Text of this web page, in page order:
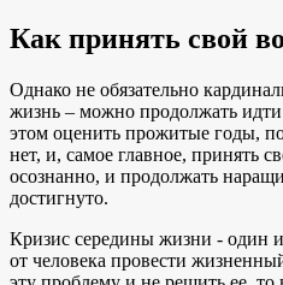
Как принять свой
Однако не обязательно
жизнь – можно продолжать
этом оценить прожитые годы,
нет, и, самое главное, принять
осознанно, и продолжать
достигнуто.
Кризис середины жизни - один
от человека провести